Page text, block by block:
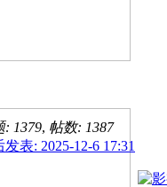
: 1379, 帖数: 1387
发表: 2025-12-6 17:31